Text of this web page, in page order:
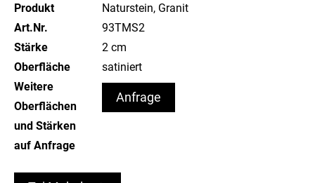
Produkt
Naturstein, Granit
Art.Nr.
93TMS2
Stärke
2 cm
Oberfläche
satiniert
Weitere
Oberflächen
und Stärken
auf Anfrage
Anfrage